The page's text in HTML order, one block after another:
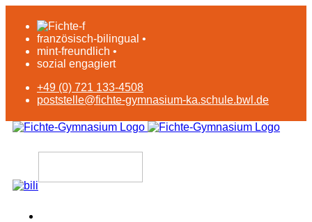
französisch-bilingual •
mint-freundlich •
sozial engagiert
+49 (0) 721 133-4508
poststelle@fichte-gymnasium-ka.schule.bwl.de